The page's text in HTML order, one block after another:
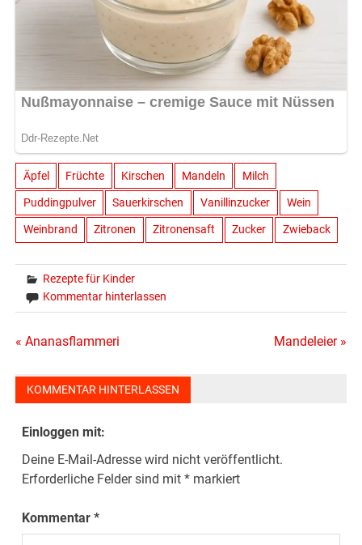
Äpfel Früchte Kirschen Mandeln Milch
Puddingpulver Sauerkirschen Vanillinzucker Wein
Weinbrand Zitronen Zitronensaft Zucker Zwieback
Rezepte für Kinder
Kommentar hinterlassen
Beitragsnavigation
« Ananasflammeri Mandeleier »
KOMMENTAR HINTERLASSEN
Einloggen mit:
Deine E-Mail-Adresse wird nicht veröffentlicht.
Erforderliche Felder sind mit* markiert
Kommentar*